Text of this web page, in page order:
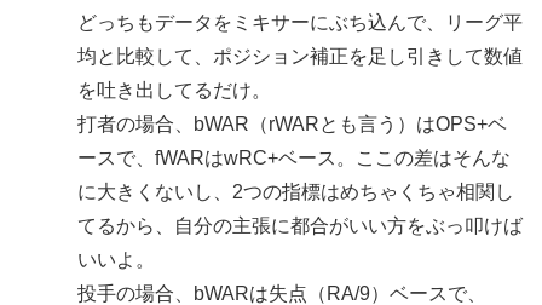
どっちもデータをミキサーにぶち込んで、リーグ平
均と比較して、ポジション補正を足し引きして数値
を吐き出してるだけ。
打者の場合、bWAR（rWARとも言う）はOPS+ベ
ースで、fWARはwRC+ベース。ここの差はそんな
に大きくないし、2つの指標はめちゃくちゃ相関し
てるから、自分の主張に都合がいい方をぶっ叩けば
いいよ。
投手の場合、bWARは失点（RA/9）ベースで、